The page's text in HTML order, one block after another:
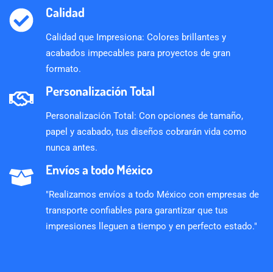
Calidad
Calidad que Impresiona: Colores brillantes y
acabados impecables para proyectos de gran
formato.
Personalización Total
Personalización Total: Con opciones de tamaño,
papel y acabado, tus diseños cobrarán vida como
nunca antes.
Envíos a todo México
"Realizamos envíos a todo México con empresas de
transporte confiables para garantizar que tus
impresiones lleguen a tiempo y en perfecto estado."